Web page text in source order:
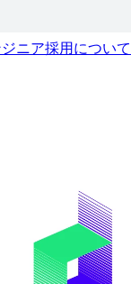
ニア採用について